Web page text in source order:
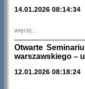
14.01.2026 08:14:34
więcej...
Otwarte
warszawskiego –
12.01.2026 08:18:24